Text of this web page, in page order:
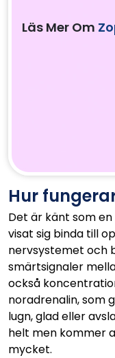
Läs Mer Om
Hur
Det är känt som
visat sig binda till
nervsystemet och
smärtsignaler
också
noradrenalin, som
lugn, glad eller
helt men kommer
mycket.